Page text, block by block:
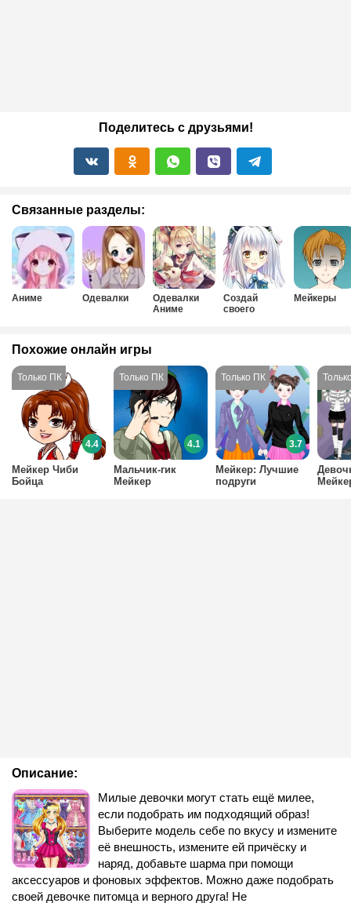
Поделитесь с друзьями!
Связанные разделы:
Аниме Одевалки
Одевалки
Аниме
Создай
своего
Мейкеры
Описание:
Милые девочки могут стать ещё милее,
если подобрать им подходящий образ!
Выберите модель себе по вкусу и измените
её внешность, измените ей причёску и
наряд, добавьте шарма при помощи
аксессуаров и фоновых эффектов. Можно даже подобрать
своей девочке питомца и верного друга! Не
Похожие онлайн игры
Мейкер Чиби
Бойца
4.4
Мальчик-гик
Мейкер
4.1
Мейкер: Лучшие
подруги
3.7